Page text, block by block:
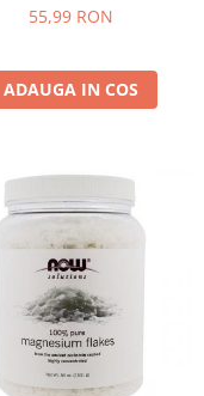
55,99 RON
ADAUGA IN COS